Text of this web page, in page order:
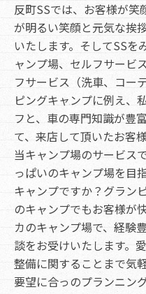
反町SSでは、お客様が笑
が明るい笑顔と元気な挨
いたします。そしてSSを
ャンプ場、セルフサービ
フサービス（洗車、コー
ピングキャンプに例え、
フと、車の専門知識が豊
て、来店して頂いたお客
当キャンプ場のサービス
っぱいのキャンプ場を目
キャンプですか？グラン
のキャンプでもお客様が
カのキャンプ場で、経験
談をお受けいたします。
整備に関することまで気
要望に合っのプランニン